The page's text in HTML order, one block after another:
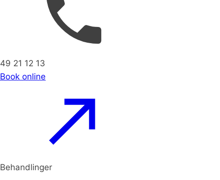
49 21 12 13
Book online
Behandlinger